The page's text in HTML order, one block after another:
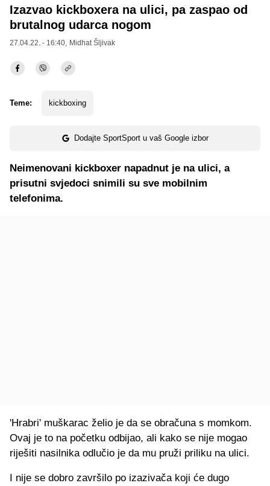
Izazvao kickboxera na ulici, pa zaspao od
brutalnog udarca nogom
27.04.22. - 16:40, Midhat Šljivak
Teme: kickboxing
Dodajte SportSport u vaš Google izbor
Neimenovani kickboxer napadnut je na ulici, a
prisutni svjedoci snimili su sve mobilnim
telefonima.
'Hrabri' muškarac želio je da se obračuna s momkom.
Ovaj je to na početku odbijao, ali kako se nije mogao
riješiti nasilnika odlučio je da mu pruži priliku na ulici.
I nije se dobro završilo po izazivača koji će dugo